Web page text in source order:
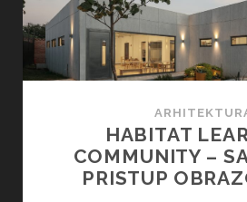
HABITAT
COMMUNITY –
PRISTUP